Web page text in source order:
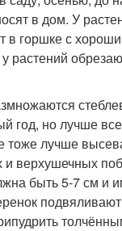
в дом. У
в горшке с
растений
год, но лучше
тоже лучше
верхушечных
быть 5-7 см и